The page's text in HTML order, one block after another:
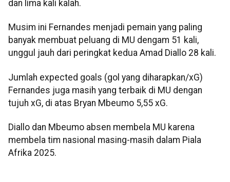
dan lima kali kalah.
Musim ini Fernandes menjadi pemain yang paling
banyak membuat peluang di MU dengam 51 kali,
unggul jauh dari peringkat kedua Amad Diallo 28 kali.
Jumlah expected goals (gol yang diharapkan/xG)
Fernandes juga masih yang terbaik di MU dengan
tujuh xG, di atas Bryan Mbeumo 5,55 xG.
Diallo dan Mbeumo absen membela MU karena
membela tim nasional masing-masih dalam Piala
Afrika 2025.